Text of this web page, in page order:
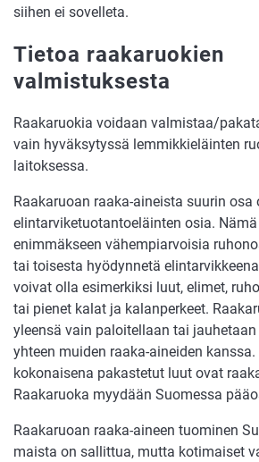
siihen ei sovelleta.
Tietoa raakaruokien
valmistuksesta
Raakaruokia voidaan valmistaa/
vain hyväksytyssä lemmikkieläinten
laitoksessa.
Raakaruoan raaka-aineista suurin osa
elintarviketuotantoeläinten osia.
enimmäkseen vähempiarvoisia
tai toisesta hyödynnetä
voivat olla esimerkiksi luut, elimet,
tai pienet kalat ja kalanperkeet.
yleensä vain paloitellaan tai
yhteen muiden raaka-aineiden kanssa.
kokonaisena pakastetut luut ovat
Raakaruoka myydään Suomessa
Raakaruoan raaka-aineen tuominen
maista on sallittua, mutta kotimaiset